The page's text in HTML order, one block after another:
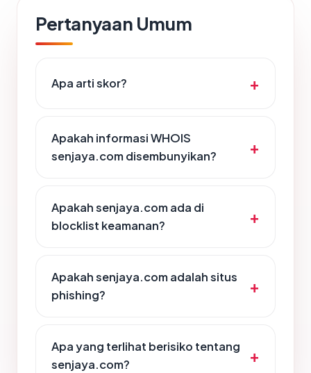
Pertanyaan Umum
Apa arti skor?
Apakah informasi WHOIS
senjaya.com disembunyikan?
Apakah senjaya.com ada di
blocklist keamanan?
Apakah senjaya.com adalah situs
phishing?
Apa yang terlihat berisiko tentang
senjaya.com?